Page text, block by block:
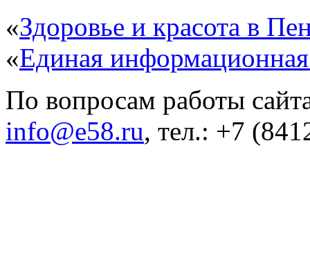
«Здоровье и красота в
«Единая
По вопросам работы
info@e58.ru, тел.: +7